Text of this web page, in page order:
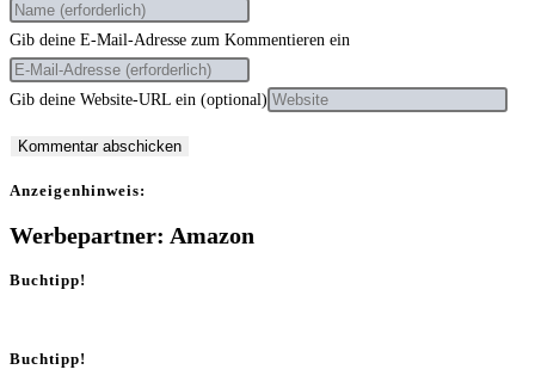
Gib deine E-Mail-Adresse zum Kommentieren ein
Gib deine Website-URL ein (optional)
Anzei­gen­hin­weis:
Werbepartner: Amazon
Buchtipp!
Buchtipp!